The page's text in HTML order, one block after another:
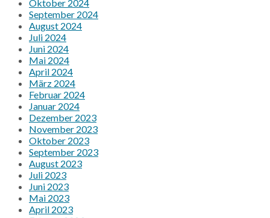
Oktober 2024
September 2024
August 2024
Juli 2024
Juni 2024
Mai 2024
April 2024
März 2024
Februar 2024
Januar 2024
Dezember 2023
November 2023
Oktober 2023
September 2023
August 2023
Juli 2023
Juni 2023
Mai 2023
April 2023